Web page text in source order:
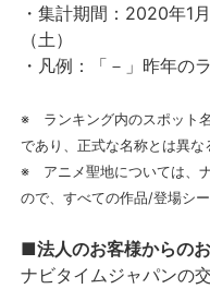
・集計期間：2020年1
（土）
・凡例：「－」昨年の
※ ランキング内のスポット
であり、正式な名称とは異な
※ アニメ聖地については、
ので、すべての作品/登場シ
■法人のお客様からの
ナビタイムジャパンの